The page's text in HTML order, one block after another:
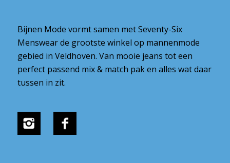
Bijnen Mode vormt samen met Seventy-Six
Menswear de grootste winkel op mannenmode
gebied in Veldhoven. Van mooie jeans tot een
perfect passend mix & match pak en alles wat daar
tussen in zit.